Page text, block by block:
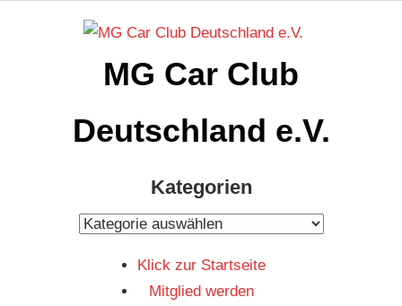
MG Car Club
Deutschland e.V.
Kategorien
Kategorien
Klick zur Startseite
Mitglied werden